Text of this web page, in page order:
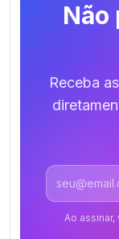
Não
Receba
Endereço
Ao